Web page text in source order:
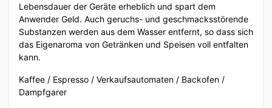
Lebensdauer der Geräte erheblich und spart dem
Anwender Geld. Auch geruchs- und geschmacksstörende
Substanzen werden aus dem Wasser entfernt, so dass sich
das Eigenaroma von Getränken und Speisen voll entfalten
kann.
Kaffee / Espresso / Verkaufsautomaten / Backofen /
Dampfgarer